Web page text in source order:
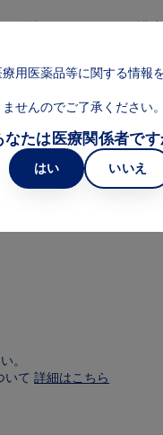
領域 web講
覧
資材発注サイト
。
いて詳細はこちら
用医薬品等に関する情
せんのでご了承ください。
なたは医療関係者です
はい いいえ